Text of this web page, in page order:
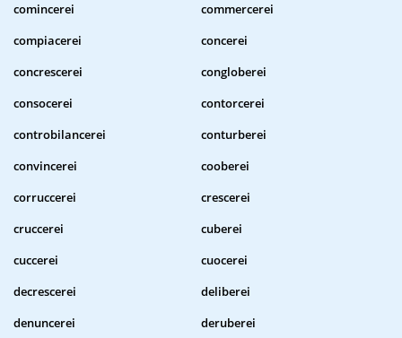
comincerei
commercerei
compiacerei
concerei
concrescerei
congloberei
consocerei
contorcerei
controbilancerei
conturberei
convincerei
cooberei
corruccerei
crescerei
cruccerei
cuberei
cuccerei
cuocerei
decrescerei
deliberei
denuncerei
deruberei